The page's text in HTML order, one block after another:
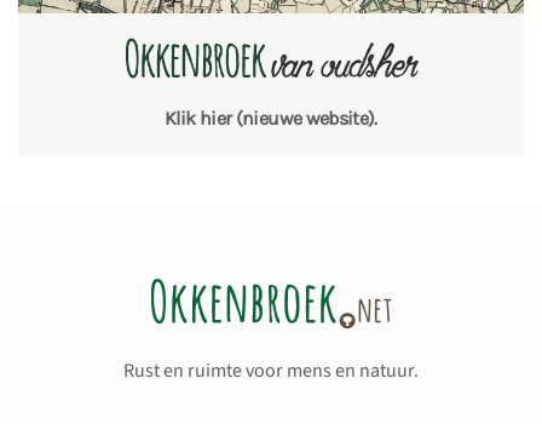
Klik hier(nieuwe website).
Rust en ruimte voor mens en natuur.